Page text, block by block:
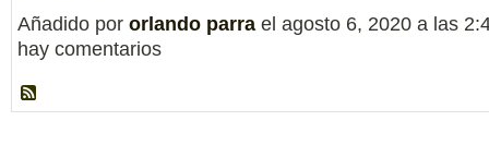
Añadido por orlando parra el agosto 6, 2020 a las
hay comentarios